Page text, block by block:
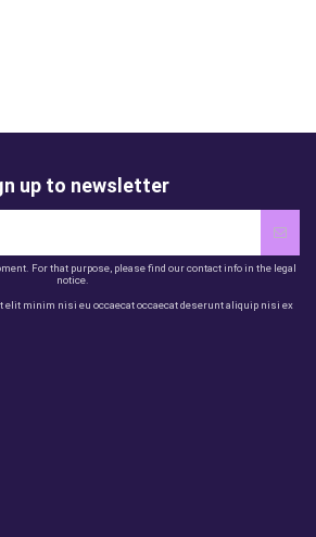
up to newsletter
For that purpose, please find our contact info in the legal
notice.
elit minim nisi eu occaecat occaecat deserunt aliquip nisi ex